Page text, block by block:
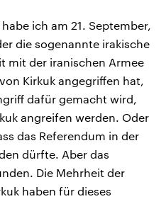
ich am 21. September,
die sogenannte irakische
mit der iranischen Armee
Kirkuk angegriffen hat,
dafür gemacht wird,
angreifen werden. Oder
das Referendum in der
dürfte. Aber das
Die Mehrheit der
haben für dieses